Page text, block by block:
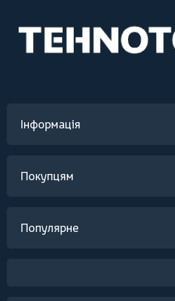
Інформація
Покупцям
Популярне